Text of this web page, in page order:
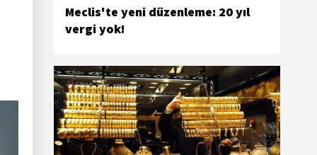
Meclis'te yeni düzenleme: 20 yıl
vergi yok!